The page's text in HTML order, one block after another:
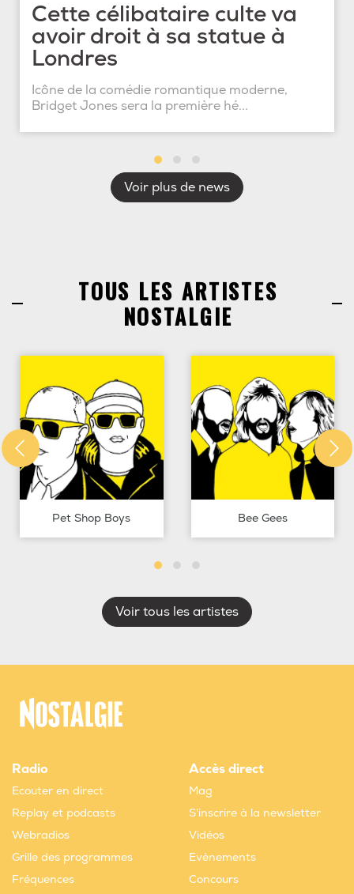
Cette célibataire culte va
avoir droit à sa statue à
Londres
Icône de la comédie romantique moderne,
Bridget Jones sera la première hé...
Voir plus de news
TOUS LES ARTISTES
NOSTALGIE
Pet Shop Boys Bee Gees
Voir tous les artistes
Radio
Ecouter en direct
Replay et podcasts
Webradios
Grille des programmes
Fréquences
Accès direct
Mag
S'inscrire à la newsletter
Vidéos
Evènements
Concours